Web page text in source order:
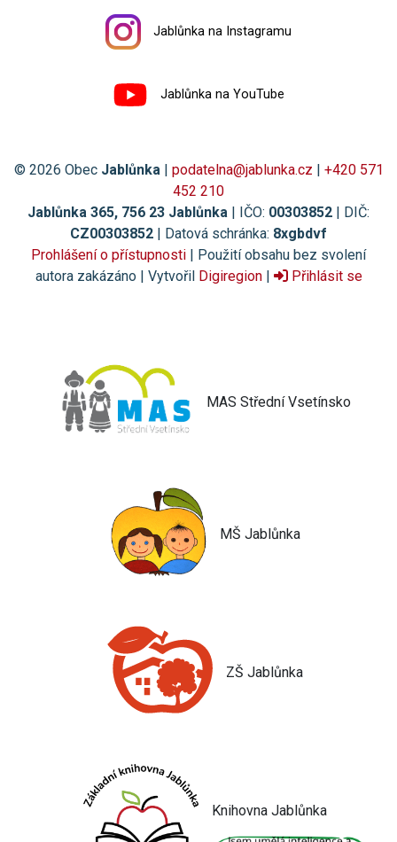
Jablůnka na Instagramu
Jablůnka na YouTube
© 2026 Obec Jablůnka | podatelna@jablunka.cz | +420 571
452 210
Jablůnka 365, 756 23 Jablůnka | IČO: 00303852 | DIČ:
CZ00303852 | Datová schránka: 8xgbdvf
Prohlášení o přístupnosti | Použití obsahu bez svolení
autora zakázáno | Vytvořil Digiregion| Přihlásit se
MAS Střední Vsetínsko
MŠ Jablůnka
ZŠ Jablůnka
Knihovna Jablůnka